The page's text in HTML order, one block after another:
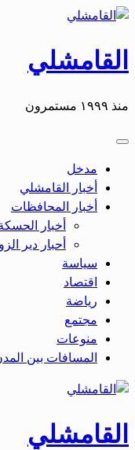
التخطي
المحتوى
القامشلي
منذ ١٩٩٩ مستمرون
مدخل
أخبار القامشلي
أخبار المحافظات
أخبار
أحبار دير
سياسة
اقتصاد
رياضة
مجتمع
منوعات
المسافات بين
القامشلي